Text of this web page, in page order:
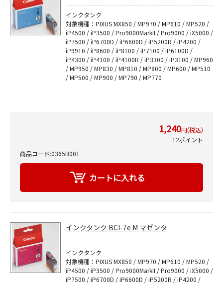
インクタンク
対象機種：PIXUS MX850 / MP970 / MP610 / MP520 /
iP4500 / iP3500 / Pro9000MarkII / Pro9000 / iX5000 /
iP7500 / iP6700D / iP6600D / iP5200R / iP4200 /
iP9910 / iP8600 / iP8100 / iP7100 / iP6100D /
iP4300 / iP4100 / iP4100R / iP3300 / iP3100 / MP960
/ MP950 / MP830 / MP810 / MP800 / MP600 / MP510
/ MP500 / MP900 / MP790 / MP770
1,240円(税込)
12ポイント
商品コード:0365B001
インクタンク BCI-7e M マゼンタ
インクタンク
対象機種：PIXUS MX850 / MP970 / MP610 / MP520 /
iP4500 / iP3500 / Pro9000MarkII / Pro9000 / iX5000 /
iP7500 / iP6700D / iP6600D / iP5200R / iP4200 /